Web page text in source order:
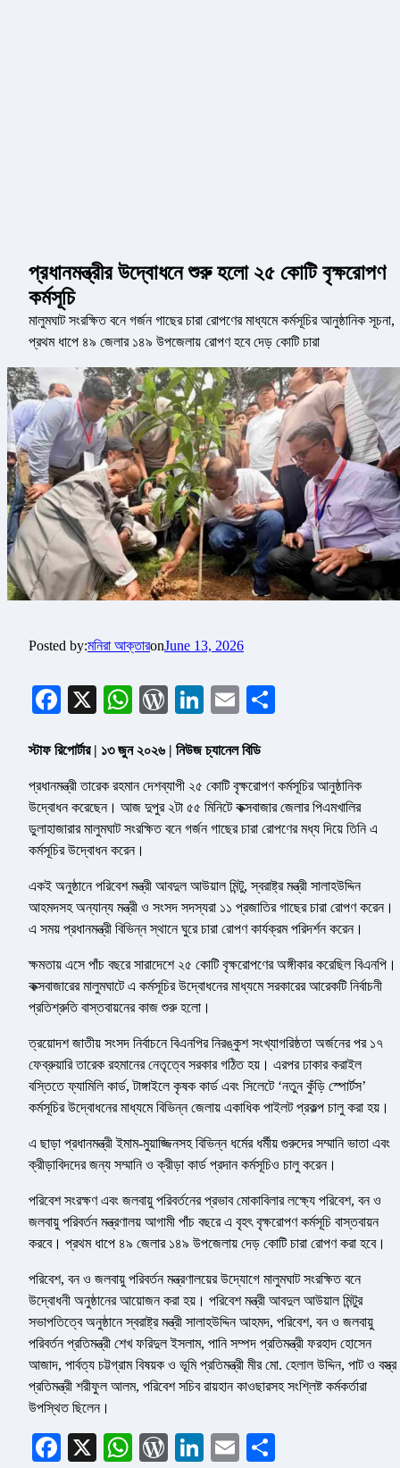
প্রধানমন্ত্রীর উদ্বোধনে শুরু হলো ২৫ কোটি বৃক্ষরোপণ
কর্মসূচি
মালুমঘাট সংরক্ষিত বনে গর্জন গাছের চারা রোপণের মাধ্যমে কর্মসূচির আনুষ্ঠানিক সূচনা,
প্রথম ধাপে ৪৯ জেলার ১৪৯ উপজেলায় রোপণ হবে দেড় কোটি চারা
Posted by:মনিরা আক্তারonJune 13, 2026
Facebook
X WhatsApp
WordPress
LinkedIn
Email
স্টাফ রিপোর্টার | ১৩ জুন ২০২৬ | নিউজ চ্যানেল বিডি
প্রধানমন্ত্রী তারেক রহমান দেশব্যাপী ২৫ কোটি বৃক্ষরোপণ কর্মসূচির আনুষ্ঠানিক
উদ্বোধন করেছেন। আজ দুপুর ২টা ৫৫ মিনিটে কক্সবাজার জেলার পিএমখালির
ডুলাহাজারার মালুমঘাট সংরক্ষিত বনে গর্জন গাছের চারা রোপণের মধ্য দিয়ে তিনি এ
কর্মসূচির উদ্বোধন করেন।
একই অনুষ্ঠানে পরিবেশ মন্ত্রী আবদুল আউয়াল মিন্টু, স্বরাষ্ট্র মন্ত্রী সালাহউদ্দিন
আহমদসহ অন্যান্য মন্ত্রী ও সংসদ সদস্যরা ১১ প্রজাতির গাছের চারা রোপণ করেন।
এ সময় প্রধানমন্ত্রী বিভিন্ন স্থানে ঘুরে চারা রোপণ কার্যক্রম পরিদর্শন করেন।
ক্ষমতায় এসে পাঁচ বছরে সারাদেশে ২৫ কোটি বৃক্ষরোপণের অঙ্গীকার করেছিল বিএনপি।
কক্সবাজারের মালুমঘাটে এ কর্মসূচির উদ্বোধনের মাধ্যমে সরকারের আরেকটি নির্বাচনী
প্রতিশ্রুতি বাস্তবায়নের কাজ শুরু হলো।
ত্রয়োদশ জাতীয় সংসদ নির্বাচনে বিএনপির নিরঙ্কুশ সংখ্যাগরিষ্ঠতা অর্জনের পর ১৭
ফেব্রুয়ারি তারেক রহমানের নেতৃত্বে সরকার গঠিত হয়। এরপর ঢাকার করাইল
বস্তিতে ফ্যামিলি কার্ড, টাঙ্গাইলে কৃষক কার্ড এবং সিলেটে ‘নতুন কুঁড়ি স্পোর্টস’
কর্মসূচির উদ্বোধনের মাধ্যমে বিভিন্ন জেলায় একাধিক পাইলট প্রকল্প চালু করা হয়।
এ ছাড়া প্রধানমন্ত্রী ইমাম-মুয়াজ্জিনসহ বিভিন্ন ধর্মের ধর্মীয় গুরুদের সম্মানি ভাতা এবং
ক্রীড়াবিদদের জন্য সম্মানি ও ক্রীড়া কার্ড প্রদান কর্মসূচিও চালু করেন।
পরিবেশ সংরক্ষণ এবং জলবায়ু পরিবর্তনের প্রভাব মোকাবিলার লক্ষ্যে পরিবেশ, বন ও
জলবায়ু পরিবর্তন মন্ত্রণালয় আগামী পাঁচ বছরে এ বৃহৎ বৃক্ষরোপণ কর্মসূচি বাস্তবায়ন
করবে। প্রথম ধাপে ৪৯ জেলার ১৪৯ উপজেলায় দেড় কোটি চারা রোপণ করা হবে।
পরিবেশ, বন ও জলবায়ু পরিবর্তন মন্ত্রণালয়ের উদ্যোগে মালুমঘাট সংরক্ষিত বনে
উদ্বোধনী অনুষ্ঠানের আয়োজন করা হয়। পরিবেশ মন্ত্রী আবদুল আউয়াল মিন্টুর
সভাপতিত্বে অনুষ্ঠানে স্বরাষ্ট্র মন্ত্রী সালাহউদ্দিন আহমদ, পরিবেশ, বন ও জলবায়ু
পরিবর্তন প্রতিমন্ত্রী শেখ ফরিদুল ইসলাম, পানি সম্পদ প্রতিমন্ত্রী ফরহাদ হোসেন
আজাদ, পার্বত্য চট্টগ্রাম বিষয়ক ও ভূমি প্রতিমন্ত্রী মীর মো. হেলাল উদ্দিন, পাট ও বস্ত্র
প্রতিমন্ত্রী শরীফুল আলম, পরিবেশ সচিব রায়হান কাওছারসহ সংশ্লিষ্ট কর্মকর্তারা
উপস্থিত ছিলেন।
Facebook
X WhatsApp
WordPress
LinkedIn
Email